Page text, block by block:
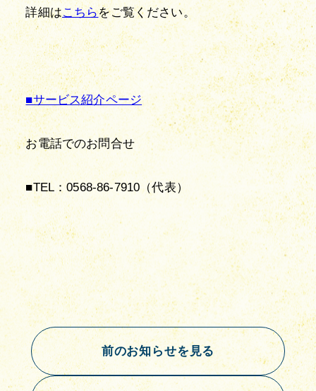
詳細はこちらをご覧ください。
■サービス紹介ページ
お電話でのお問合せ
■TEL ：0568-86-7910 （代表）
前のお知らせを見る